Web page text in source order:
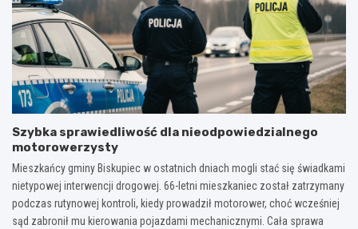
Szybka sprawiedliwość dla nieodpowiedzialnego
motorowerzysty
Mieszkańcy gminy Biskupiec w ostatnich dniach mogli stać się świadkami
nietypowej interwencji drogowej. 66-letni mieszkaniec został zatrzymany
podczas rutynowej kontroli, kiedy prowadził motorower, choć wcześniej
sąd zabronił mu kierowania pojazdami mechanicznymi. Cała sprawa